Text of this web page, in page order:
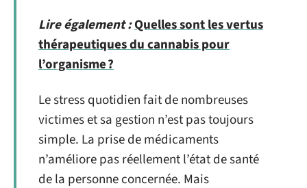
Lire également :Quelles sont les vertus
thérapeutiques du cannabis pour
l’organisme ?
Le stress quotidien fait de nombreuses
victimes et sa gestion n’est pas toujours
simple. La prise de médicaments
n’améliore pas réellement l’état de santé
de la personne concernée. Mais